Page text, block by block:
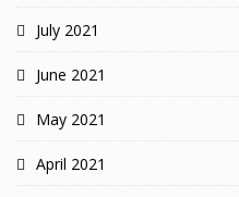
July 2021
June 2021
May 2021
April 2021